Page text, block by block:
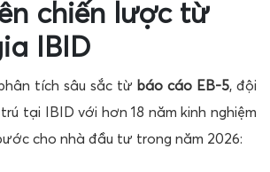
chiến lược từ
IBID
tích sâu sắc từ báo cáo EB-5, đội
tại IBID với hơn 18 năm kinh nghiệm
cho nhà đầu tư trong năm 2026: